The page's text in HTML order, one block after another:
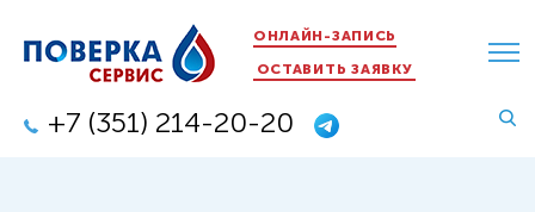
ОНЛАЙН-ЗАПИСЬ
ОСТАВИТЬ ЗАЯВКУ
+7 (351) 214-20-20